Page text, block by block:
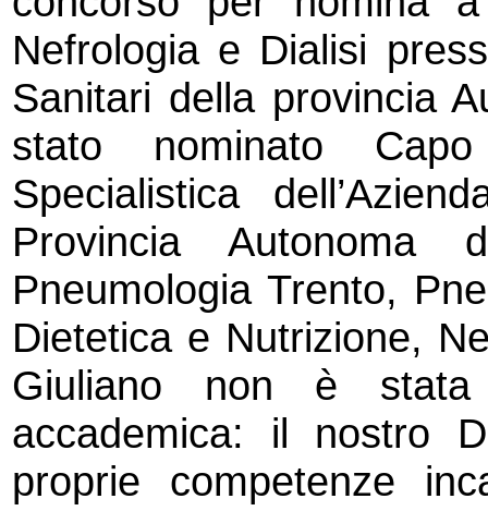
Nefrologia e Dialisi
Sanitari della provincia
stato nominato
Specialistica
Provincia Autonoma
Pneumologia Trento,
Dietetica e Nutrizione,
Giuliano non è stata
accademica: il nostro
proprie competenze